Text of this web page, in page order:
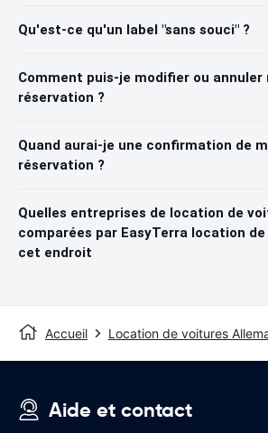
Qu'est-ce qu'un label "sans souci" ?
Comment puis-je modifier ou annuler
réservation ?
Quand aurai-je une confirmation de
réservation ?
Quelles entreprises de location de
comparées par EasyTerra location
cet endroit
Accueil Location de voitures
Aide et contact